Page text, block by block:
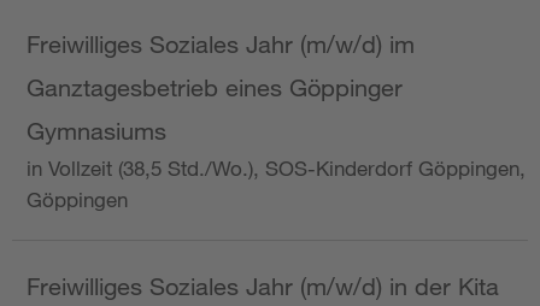
Freiwilliges Soziales Jahr (m/w/d) im
Ganztagesbetrieb eines Göppinger
Gymnasiums
in Vollzeit (38,5 Std./Wo.), SOS-Kinderdorf Göppingen,
Göppingen
Freiwilliges Soziales Jahr (m/w/d) in der Kita